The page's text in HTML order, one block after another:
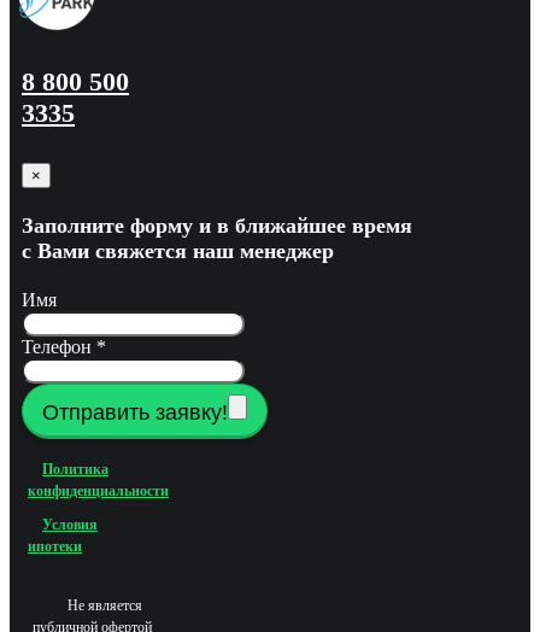
8 800 500
3335
×
Заполните форму и в ближайшее время
с Вами свяжется наш менеджер
Имя
Телефон *
Отправить заявку!
Политика
конфиденциальности
Условия
ипотеки
Не является
публичной офертой